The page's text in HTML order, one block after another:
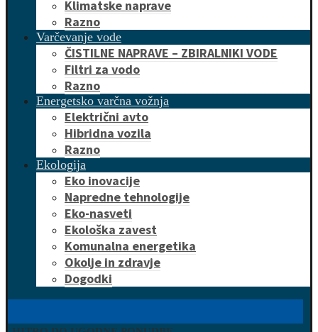
Klimatske naprave
Razno
Varčevanje vode
ČISTILNE NAPRAVE – ZBIRALNIKI VODE
Filtri za vodo
Razno
Energetsko varčna vožnja
Električni avto
Hibridna vozila
Razno
Ekologija
Eko inovacije
Napredne tehnologije
Eko-nasveti
Ekološka zavest
Komunalna energetika
Okolje in zdravje
Dogodki